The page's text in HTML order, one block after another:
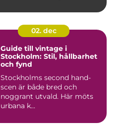
02. dec
Guide till vintage i
Stockholm: Stil, hållbarhet
och fynd
Stockholms second hand-
scen är både bred och
noggrant utvald. Här möts
urbana k...